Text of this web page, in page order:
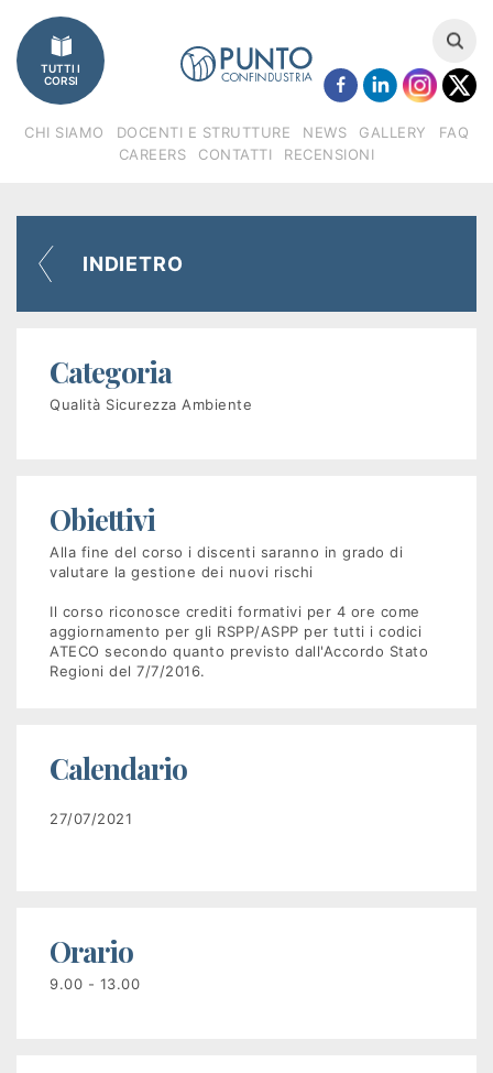
Imprese
Catalogo
corsi
Regione
Veneto
(FSE)
Fondimpresa
Recruiting
Unimpiego
Tirocini
Tuttostage
Persona
per
disoccupati
TUTTI I
CORSI
CHI SIAMO DOCENTI E STRUTTURE NEWS GALLERY
FAQ
CAREERS
CONTATTI RECENSIONI
INDIETRO
Categoria
Qualità Sicurezza Ambiente
Obiettivi
Alla fine del corso i discenti saranno in grado di
valutare la gestione dei nuovi rischi
Il corso riconosce crediti formativi per 4 ore come
aggiornamento per gli RSPP/ASPP per tutti i codici
ATECO secondo quanto previsto dall'Accordo Stato
Regioni del 7/7/2016.
Calendario
27/07/2021
Orario
9.00 - 13.00